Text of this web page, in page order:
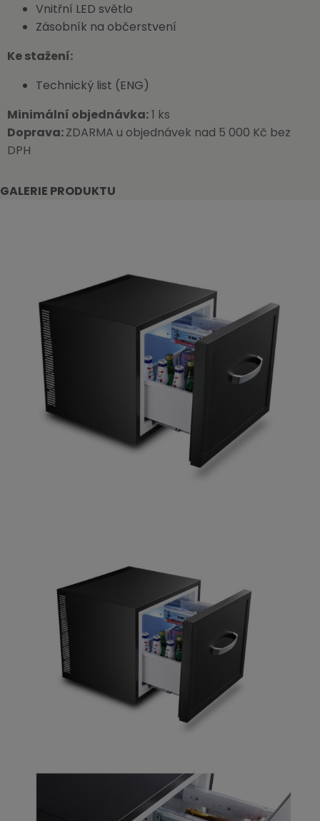
GALERIE PRODUKTU
Vnitřní LED světlo
Zásobník na občerstvení
Ke stažení:
Technický list (ENG)
Minimální objednávka:1 ks
Doprava:ZDARMA u objednávek nad 5 000 Kč bez
DPH